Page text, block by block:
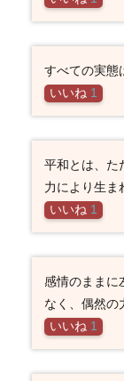
すべての実態
いいね 1
平和とは、た
力により生ま
いいね 1
感情のままに
なく、偶然の
いいね 1